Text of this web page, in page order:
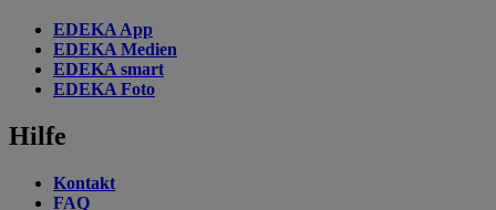
EDEKA App
EDEKA Medien
EDEKA smart
EDEKA Foto
Hilfe
Kontakt
FAQ